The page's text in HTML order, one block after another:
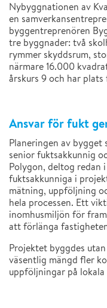
Nybyggnationen av
en
byggentreprenören
tre byggnader: två
rymmer skyddsrum,
närmare 16.000
årskurs 9 och har
Ansvar för fukt
Planeringen av bygget
senior fuktsakkunnig
Polygon, deltog redan
fuktsakkunniga i
mätning, uppföljning
hela processen. Ett
inomhusmiljön för
att förlänga
Projektet byggdes
väsentlig mängd fler
uppföljningar på